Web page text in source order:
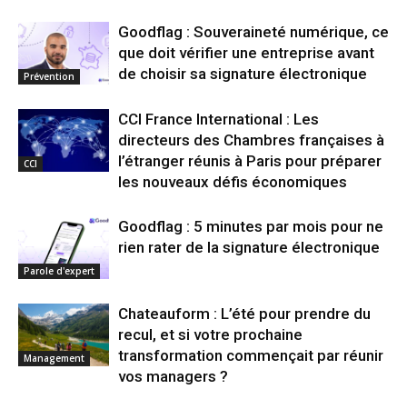
Prévention
Goodflag : Souveraineté numérique, ce
que doit vérifier une entreprise avant
de choisir sa signature électronique
CCI
CCI France International : Les
directeurs des Chambres françaises à
l’étranger réunis à Paris pour préparer
les nouveaux défis économiques
Parole d'expert
Goodflag : 5 minutes par mois pour ne
rien rater de la signature électronique
Management
Chateauform : L’été pour prendre du
recul, et si votre prochaine
transformation commençait par réunir
vos managers ?